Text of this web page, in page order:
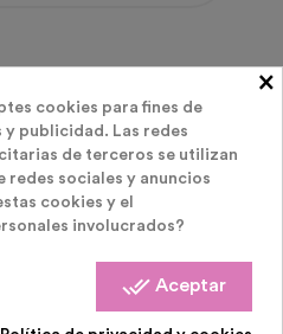
COMPRARON ESTE
HAN COMPRADO:
×
cookies para fines de
publicidad. Las redes
de terceros se utilizan
sociales y anuncios
cookies y el
involucrados?
done_all Aceptar